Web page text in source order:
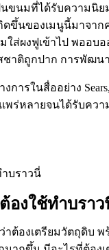
นขนมที่ได้รับความนิ
ดขึ้นของเมนูนี้มาจาก
ส่ผงฟูเข้าไป พออบ
าติถูกปาก การพัฒน
ารในสื่ออย่าง Sears,
แพร่หลายจนได้รับคว
งใช้ทำบราว
าต้องเตรียมวัตถุดิบ